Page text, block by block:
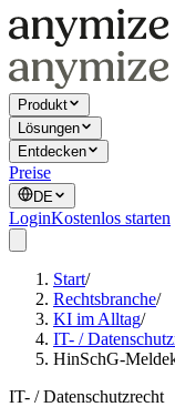
Produkt
Lösungen
Entdecken
Preise
DE
LoginKostenlos starten
Start/
Rechtsbranche/
KI im Alltag/
IT- /
HinSchG-
IT- / Datenschutzrecht